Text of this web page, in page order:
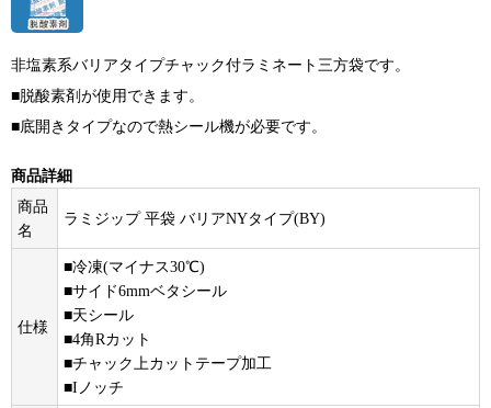
非塩素系バリアタイプチャック付ラミネート三方袋です。
■脱酸素剤が使用できます。
■底開きタイプなので熱シール機が必要です。
商品詳細
商品
名
ラミジップ 平袋 バリアNYタイプ(BY)
仕様
■冷凍(マイナス30℃)
■サイド6mmベタシール
■天シール
■4角Rカット
■チャック上カットテープ加工
■Iノッチ